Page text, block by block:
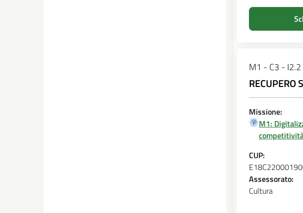
M1 - C3 - I2.2
RECUPERO
Missione:
M1:
CUP:
Assessorato:
Cultura